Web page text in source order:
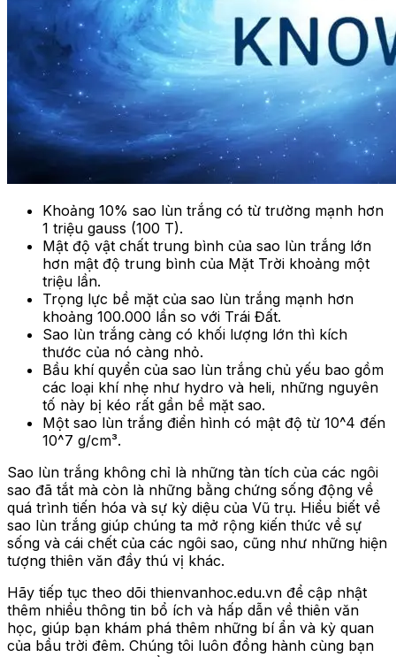
Khoảng 10% sao lùn trắng có từ trường mạnh hơn
1 triệu gauss (100 T).
Mật độ vật chất trung bình của sao lùn trắng lớn
hơn mật độ trung bình của Mặt Trời khoảng một
triệu lần.
Trọng lực bề mặt của sao lùn trắng mạnh hơn
khoảng 100.000 lần so với Trái Đất.
Sao lùn trắng càng có khối lượng lớn thì kích
thước của nó càng nhỏ.
Bầu khí quyển của sao lùn trắng chủ yếu bao gồm
các loại khí nhẹ như hydro và heli, những nguyên
tố này bị kéo rất gần bề mặt sao.
Một sao lùn trắng điển hình có mật độ từ 10^4 đến
10^7 g/cm³.
Sao lùn trắng không chỉ là những tàn tích của các ngôi
sao đã tắt mà còn là những bằng chứng sống động về
quá trình tiến hóa và sự kỳ diệu của Vũ trụ. Hiểu biết về
sao lùn trắng giúp chúng ta mở rộng kiến thức về sự
sống và cái chết của các ngôi sao, cũng như những hiện
tượng thiên văn đầy thú vị khác.
Hãy tiếp tục theo dõi thienvanhoc.edu.vn để cập nhật
thêm nhiều thông tin bổ ích và hấp dẫn về thiên văn
học, giúp bạn khám phá thêm những bí ẩn và kỳ quan
của bầu trời đêm. Chúng tôi luôn đồng hành cùng bạn